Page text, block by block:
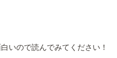
いので読んでみてください！